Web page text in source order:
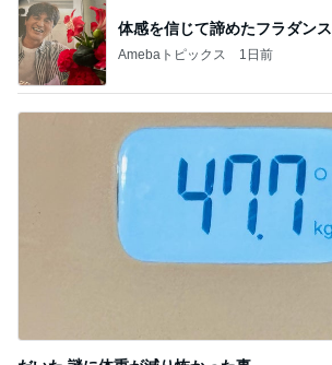
体感を信じて諦めたフラダンス
Amebaトピックス 1日前